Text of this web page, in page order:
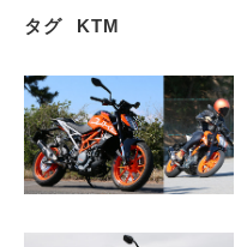
タグ KTM
LIFESTYLE
COLUMN
MAGAZINE
ABOUT SITE